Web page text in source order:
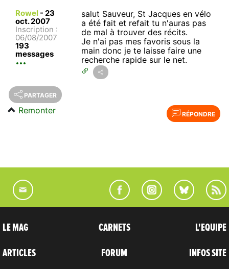
Rowel - 23
oct. 2007
Inscription :
06/08/2007
193
messages
salut Sauveur, St Jacques en vélo
a été fait et refait tu n'auras pas
de mal à trouver des récits.
Je n'ai pas mes favoris sous la
main donc je te laisse faire une
recherche rapide sur le net.
PARTAGER
RÉPONDRE
Remonter
LE MAG
ARTICLES
CARNETS
FORUM
L'EQUIPE
INFOS SITE